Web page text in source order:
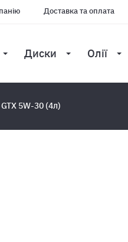
Доставка та оплата
Диски Олії
5W-30 (4л)